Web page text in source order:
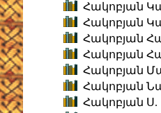
Հակոբյան
Հակոբյան
Հակոբյան
Հակոբյան
Հակոբյան
Հակոբյան
Հակոբյան Ս.